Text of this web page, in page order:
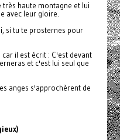
haute montagne et lui
avec leur gloire.
si tu te prosternes pour
il est écrit : C'est devant
et c'est lui seul que
anges s'approchèrent de